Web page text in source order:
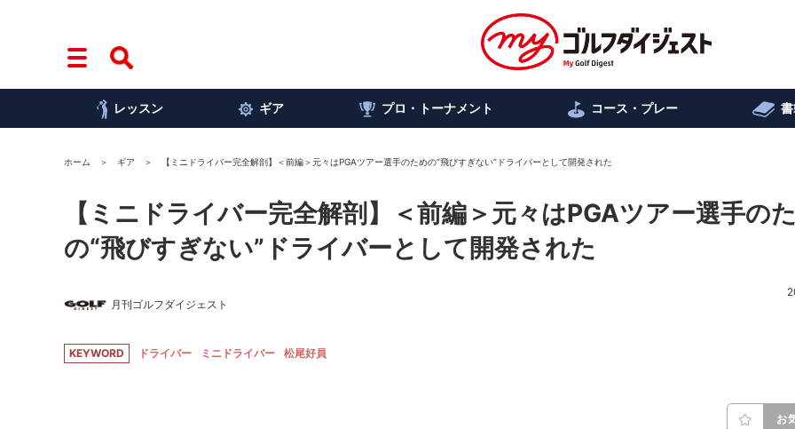
レッスン ギア プロ・トーナメント コース・プレー
ホーム ギア 【ミニドライバー完全解剖】＜前編＞元々はPGAツアー選手のための“飛びすぎない”ドライバーとして開発された
【ミニドライバー完全解剖】＜前編＞元々はPGAツアー選手の
の“飛びすぎない”ドライバーとして開発された
月刊ゴルフダイジェスト
KEYWORD ドライバー ミニドライバー 松尾好員
お